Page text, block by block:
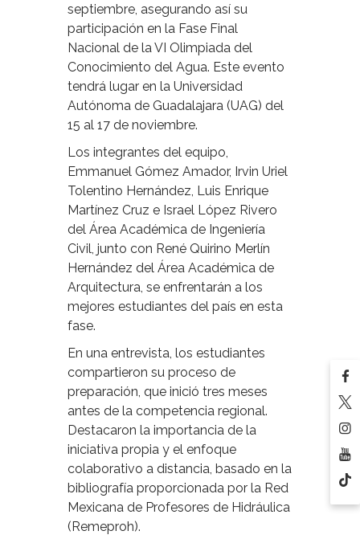
septiembre, asegurando así su
participación en la Fase Final
Nacional de la VI Olimpiada del
Conocimiento del Agua. Este evento
tendrá lugar en la Universidad
Autónoma de Guadalajara (UAG) del
15 al 17 de noviembre.
Los integrantes del equipo,
Emmanuel Gómez Amador, Irvin Uriel
Tolentino Hernández, Luis Enrique
Martínez Cruz e Israel López Rivero
del Área Académica de Ingeniería
Civil, junto con René Quirino Merlín
Hernández del Área Académica de
Arquitectura, se enfrentarán a los
mejores estudiantes del país en esta
fase.
En una entrevista, los estudiantes
compartieron su proceso de
preparación, que inició tres meses
antes de la competencia regional.
Destacaron la importancia de la
iniciativa propia y el enfoque
colaborativo a distancia, basado en la
bibliografía proporcionada por la Red
Mexicana de Profesores de Hidráulica
(Remeproh).